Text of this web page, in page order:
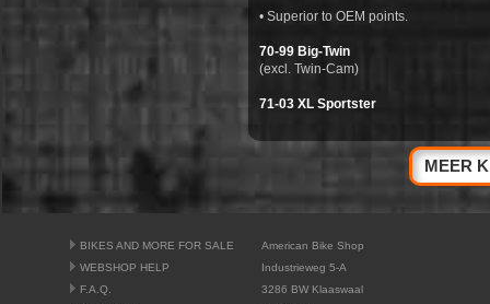
• Superior to OEM points.
70-99 Big-Twin
(excl. Twin-Cam)
71-03 XL Sportster
MEER
BIKES AND MORE FOR SALE
WEBSHOP HELP
F.A.Q.
American Bike Shop
Industrieweg 5-A
3286 BW Klaaswaal